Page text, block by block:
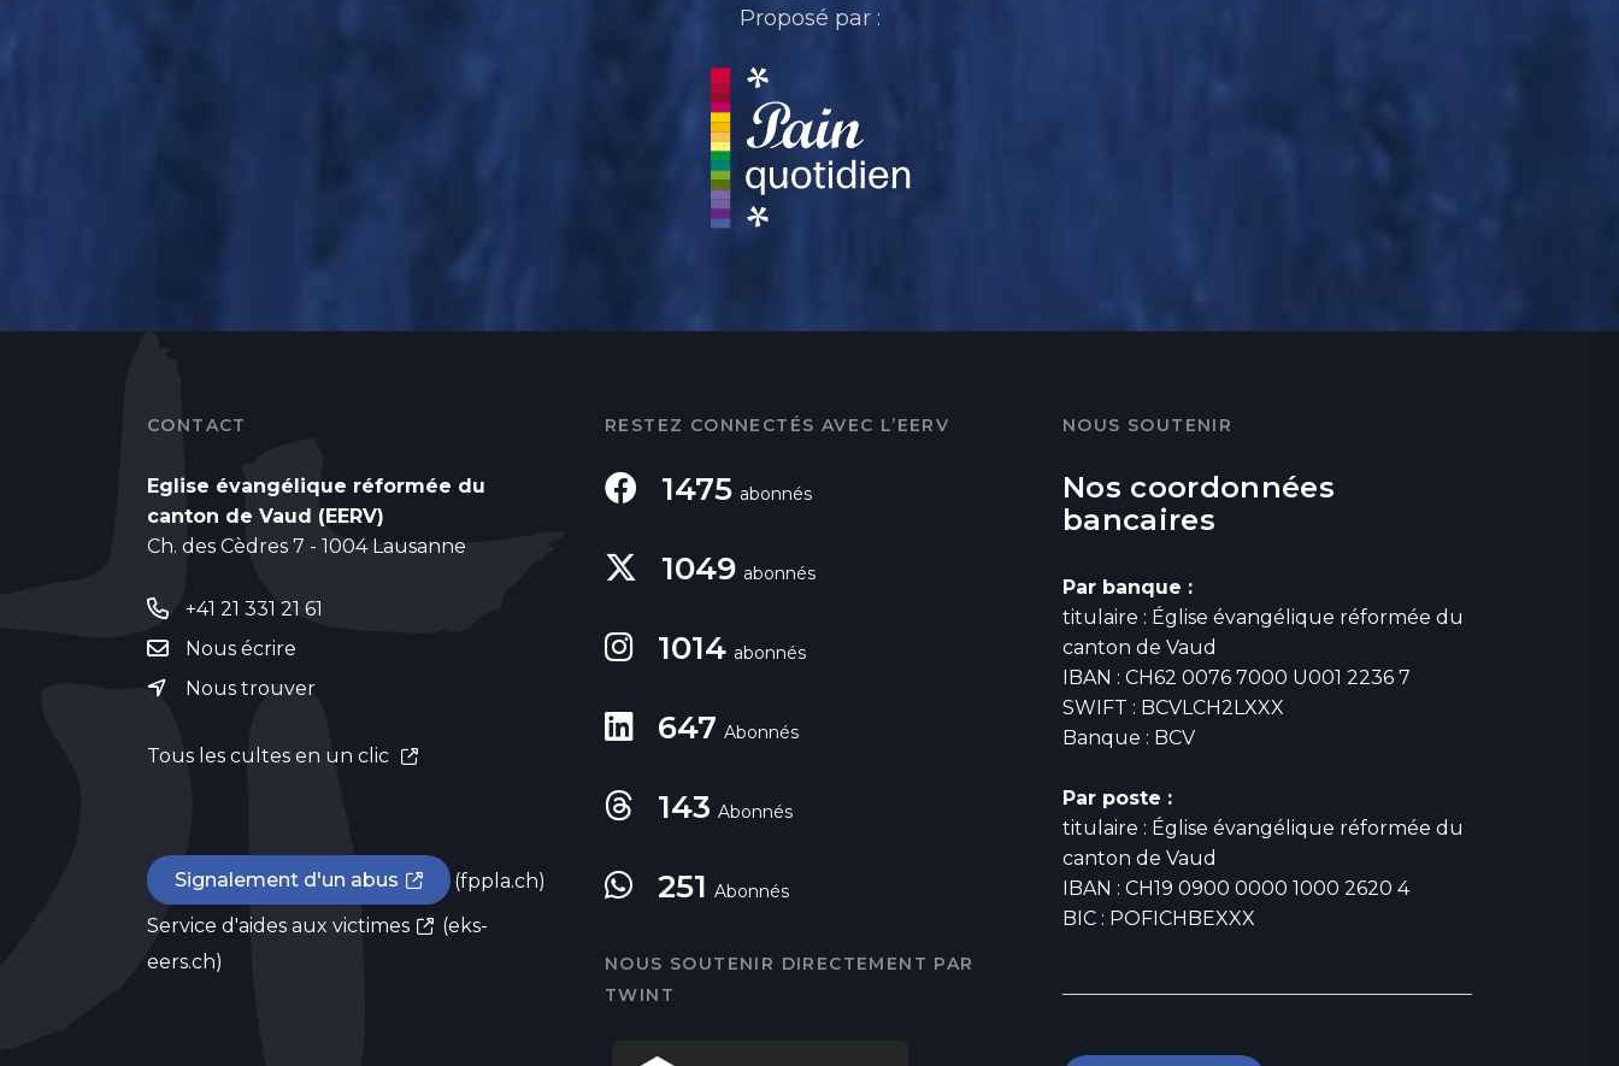
Proposé par :
CONTACT
Eglise évangélique réformée du
canton de Vaud (EERV)
Ch. des Cèdres 7 - 1004 Lausanne
+41 21 331 21 61
Nous écrire
Nous trouver
Tous les cultes en un clic
Signalement d'un abus
(fppla.ch)
Service d'aides aux victimes
(eks-
eers.ch)
RESTEZ CONNECTÉS AVEC L’EERV
1475 abonnés
1049 abonnés
1014 abonnés
647 Abonnés
143 Abonnés
251 Abonnés
NOUS SOUTENIR DIRECTEMENT PAR
TWINT
NOUS SOUTENIR
Nos coordonnées
bancaires
Par banque :
titulaire : Église évangélique réformée du
canton de Vaud
IBAN : CH62 0076 7000 U001 2236 7
SWIFT : BCVLCH2LXXX
Banque : BCV
Par poste :
titulaire : Église évangélique réformée du
canton de Vaud
IBAN : CH19 0900 0000 1000 2620 4
BIC : POFICHBEXXX